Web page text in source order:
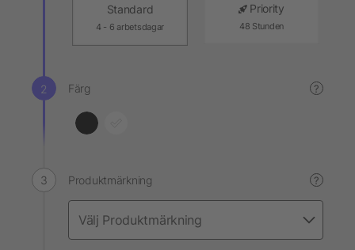
Standard
4 - 6 arbetsdagar
Priority
48 Stunden
Färg ?
Produktmärkning ?